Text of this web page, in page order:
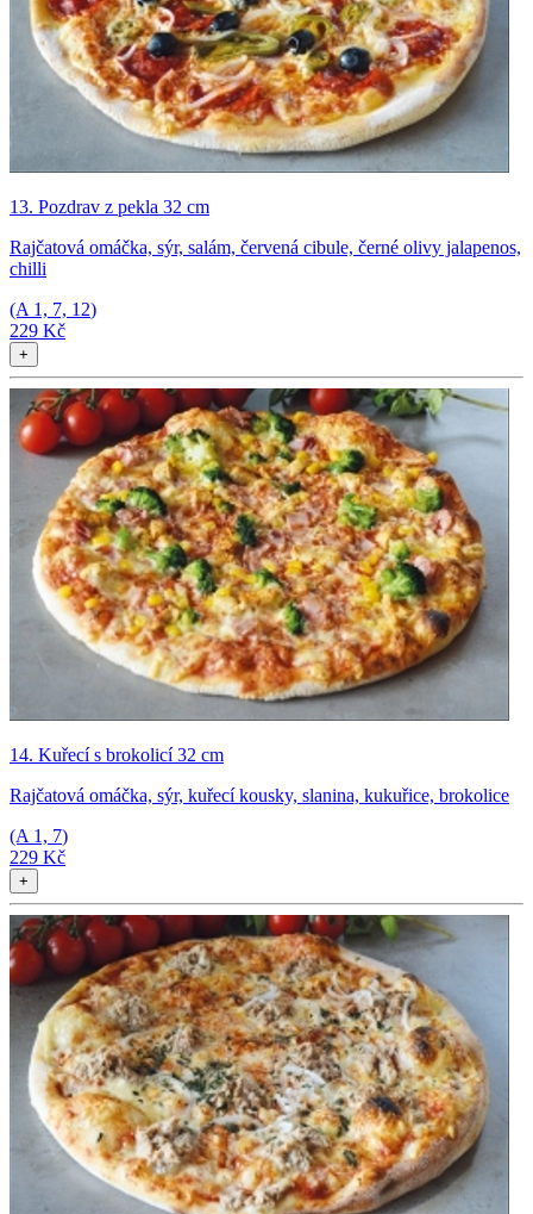
13. Pozdrav z pekla 32 cm
Rajčatová omáčka, sýr, salám, červená cibule, černé olivy jalapenos,
chilli
(A 1, 7, 12)
229 Kč
+
14. Kuřecí s brokolicí 32 cm
Rajčatová omáčka, sýr, kuřecí kousky, slanina, kukuřice, brokolice
(A 1, 7)
229 Kč
+